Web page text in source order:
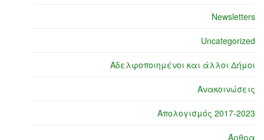
Newsletters
Uncategorized
Αδελφοποιημένοι και άλλοι Δήμοι
Ανακοινώσεις
Απολογισμός 2017-2023
Άρθρα